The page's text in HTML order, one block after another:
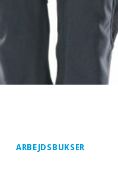
ARBEJDSBUKSER